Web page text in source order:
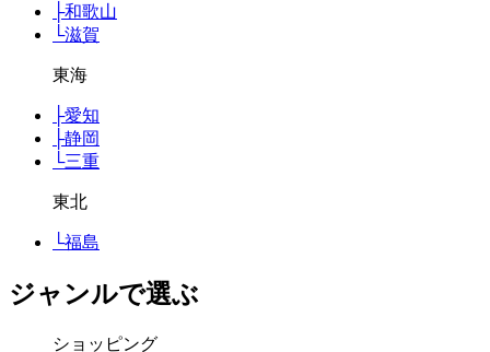
├和歌山
└滋賀
東海
├愛知
├静岡
└三重
東北
└福島
ジャンルで選ぶ
ショッピング